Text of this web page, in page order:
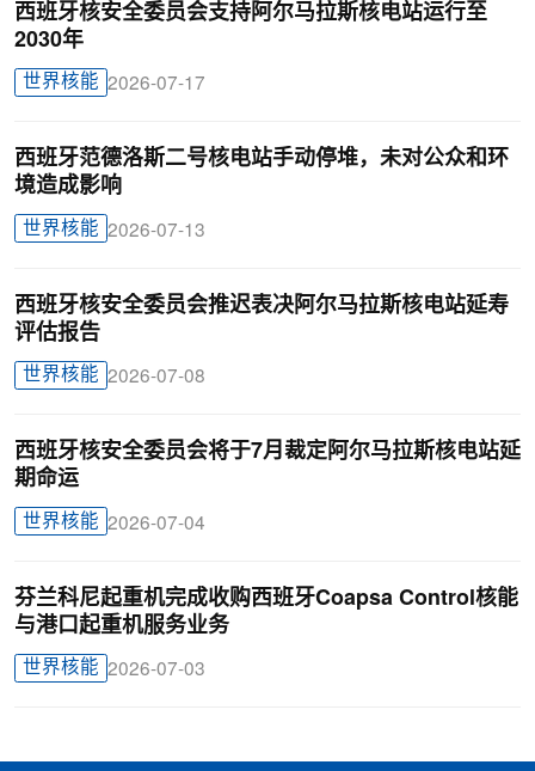
西班牙核安全委员会支持阿尔马拉斯核电站运行至
2030年
世界核能 2026-07-17
西班牙范德洛斯二号核电站手动停堆，未对公众和环
境造成影响
世界核能 2026-07-13
西班牙核安全委员会推迟表决阿尔马拉斯核电站延寿
评估报告
世界核能 2026-07-08
西班牙核安全委员会将于7月裁定阿尔马拉斯核电站延
期命运
世界核能 2026-07-04
芬兰科尼起重机完成收购西班牙Coapsa Control核能
与港口起重机服务业务
世界核能 2026-07-03